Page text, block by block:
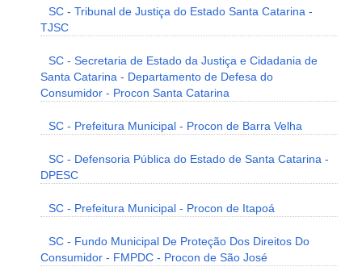
SC - Tribunal de Justiça do Estado Santa Catarina -
TJSC
SC - Secretaria de Estado da Justiça e Cidadania de
Santa Catarina - Departamento de Defesa do
Consumidor - Procon Santa Catarina
SC - Prefeitura Municipal - Procon de Barra Velha
SC - Defensoria Pública do Estado de Santa Catarina -
DPESC
SC - Prefeitura Municipal - Procon de Itapoá
SC - Fundo Municipal De Proteção Dos Direitos Do
Consumidor - FMPDC - Procon de São José